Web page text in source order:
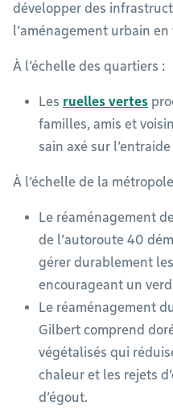
développer des
l’aménagement urbain
À l’échelle des quartiers :
Les ruelles vertes
familles, amis et
sain axé sur
À l’échelle de la
Le réaménagement
de l’autoroute 40
gérer durablement
encourageant un
Le réaménagement
Gilbert comprend
végétalisés qui
chaleur et les rejets
d’égout.